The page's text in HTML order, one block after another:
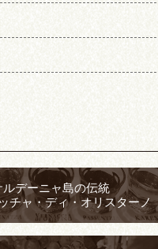
ルデーニャ島の伝統
チャ・ディ・オリスターノ